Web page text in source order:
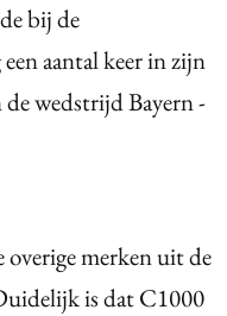
bij de
aantal keer in zijn
wedstrijd Bayern -
overige merken uit de
is dat C1000